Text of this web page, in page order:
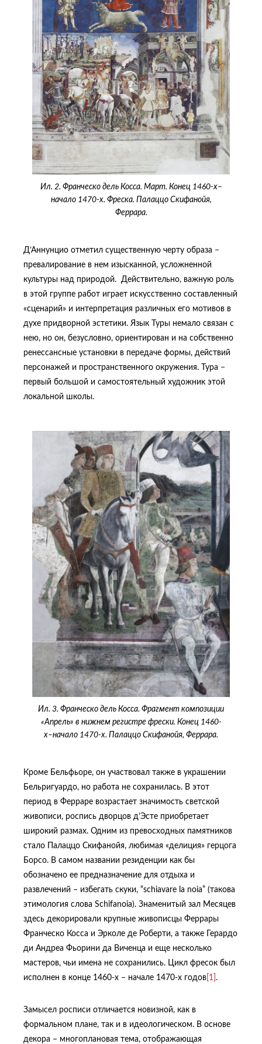
Ил. 2. Франческо дель Косса. Март. Конец 1460-х–
начало 1470-х. Фреска. Палаццо Скифанойя,
Феррара.
Д’Аннунцио отметил существенную черту образа −
превалирование в нем изысканной, усложненной
культуры над природой. Действительно, важную роль
в этой группе работ играет искусственно составленный
«сценарий» и интерпретация различных его мотивов в
духе придворной эстетики. Язык Туры немало связан с
нею, но он, безусловно, ориентирован и на собственно
ренессансные установки в передаче формы, действий
персонажей и пространственного окружения. Тура −
первый большой и самостоятельный художник этой
локальной школы.
Ил. 3. Франческо дель Косса. Фрагмент композиции
«Апрель» в нижнем регистре фрески. Конец 1460-
х–начало 1470-х. Палаццо Скифанойя, Феррара.
Кроме Бельфьоре, он участвовал также в украшении
Бельригуардо, но работа не сохранилась. В этот
период в Ферраре возрастает значимость светской
живописи, роспись дворцов д’Эсте приобретает
широкий размах. Одним из превосходных памятников
стало Палаццо Скифанойя, любимая «делиция» герцога
Борсо. В самом названии резиденции как бы
обозначено ее предназначение для отдыха и
развлечений – избегать скуки, “schiavare la noia” (такова
этимология слова Schifanoia). Знаменитый зал Месяцев
здесь декорировали крупные живописцы Феррары
Франческо Косса и Эрколе де Роберти, а также Герардо
ди Андреа Фьорини да Виченца и еще несколько
мастеров, чьи имена не сохранились. Цикл фресок был
исполнен в конце 1460-х – начале 1470-х годов [1] .
Замысел росписи отличается новизной, как в
формальном плане, так и в идеологическом. В основе
декора – многоплановая тема, отображающая